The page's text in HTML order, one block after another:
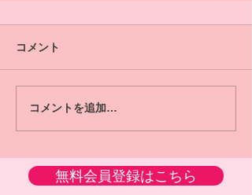
コメント
コメントを追加…
無料会員登録はこちら